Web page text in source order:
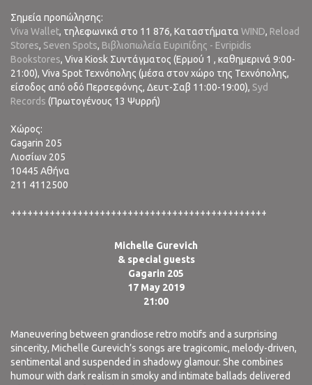
Σημεία προπώλησης:
Viva Wallet, τηλεφωνικά στο 11 876, Καταστήματα WIND, Reload
Stores, Seven Spots, Βιβλιοπωλεία Ευριπίδης - Evripidis
Bookstores, Viva Kiosk Συντάγματος (Ερμού 1 , καθημερινά 9:00-
21:00), Viva Spot Τεχνόπολης (μέσα στον χώρο της Τεχνόπολης,
είσοδος από οδό Περσεφόνης, Δευτ-Σαβ 11:00-19:00), Syd
Records (Πρωτογένους 13 Ψυρρή)
Χώρος:
Gagarin 205
Λιοσίων 205
10445 Αθήνα
211 4112500
++++++++++++++++++++++++++++++++++++++++++++++
Michelle Gurevich
& special guests
Gagarin 205
17 May 2019
21:00
Maneuvering between grandiose retro motifs and a surprising
sincerity, Michelle Gurevich’s songs are tragicomic, melody-driven,
sentimental and suspended in shadowy glamour. She combines
humour with dark realism in smoky and intimate ballads delivered